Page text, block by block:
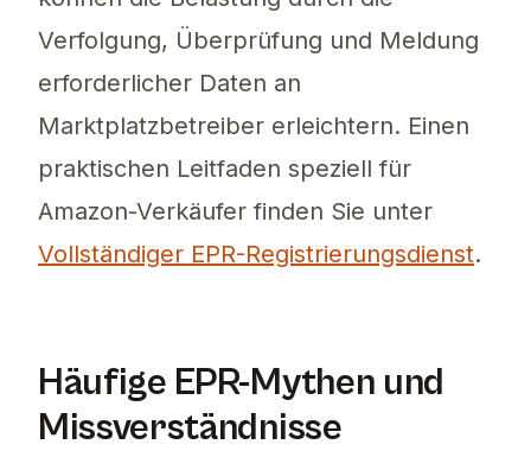
Verfolgung, Überprüfung und Meldung
erforderlicher Daten an
Marktplatzbetreiber erleichtern. Einen
praktischen Leitfaden speziell für
Amazon-Verkäufer finden Sie unter
Vollständiger EPR-Registrierungsdienst.
Häufige EPR-Mythen und
Missverständnisse